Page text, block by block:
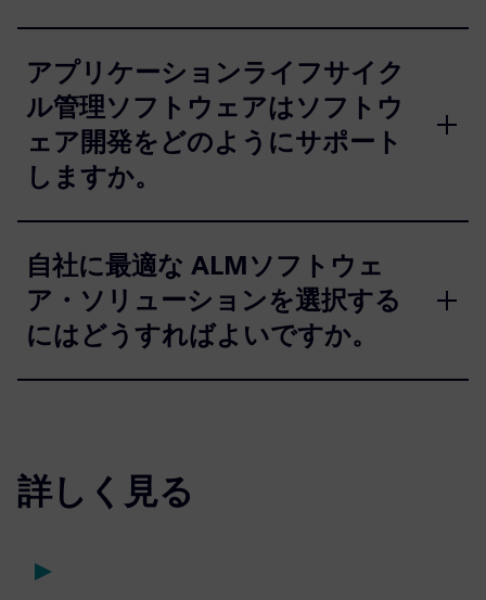
アプリケーションライフサイク
ル管理ソフトウェアはソフトウ
ェア開発をどのようにサポート
しますか。
自社に最適な ALMソフトウェ
ア・ソリューションを選択する
にはどうすればよいですか。
詳しく見る